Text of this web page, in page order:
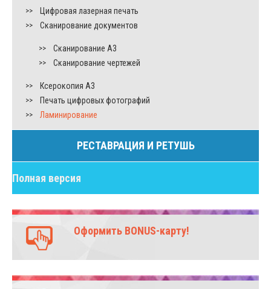
Цифровая лазерная печать
Сканирование документов
Сканирование А3
Сканирование чертежей
Ксерокопия А3
Печать цифровых фотографий
Ламинирование
РЕСТАВРАЦИЯ И РЕТУШЬ
Полная версия
Оформить BONUS-карту!